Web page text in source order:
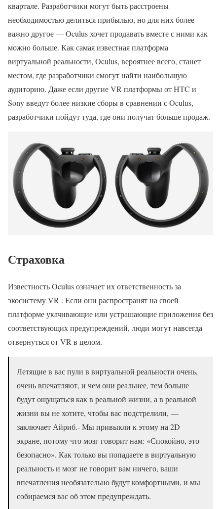
квартале. Разработчики могут быть расстроены
необходимостью делиться прибылью, но для них более
важно другое — Oculus хочет продавать вместе с ними как
можно больше. Как самая известная платформа
виртуальной реальности, Oculus, вероятнее всего, станет
местом, где разработчики смогут найти наибольшую
аудиторию. Даже если другие VR платформы от HTC и
Sony введут более низкие сборы в сравнении с Oculus,
разработчики пойдут туда, где они получат больше продаж.
Страховка
Известность Oculus означает их ответственность за
экосистему VR . Если они распространят на своей
платформе укачивающие или устрашающие приложения без
соответствующих предупреждений, люди могут навсегда
отвернуться от VR в целом.
Летящие в вас пули в виртуальной реальности очень,
очень впечатляют, и чем они реальнее, тем больше
будут ощущаться как в реальной жизни, а в реальной
жизни вы не хотите, чтобы вас подстрелили, —
заключает Айриб.- Мы привыкли к этому на 2D
экране, потому что мозг говорит нам: «Спокойно, это
безопасно». Как только вы попадаете в виртуальную
реальность и мозг не говорит вам ничего, ваши
впечатления необязательно будут комфортными, и мы
собираемся вас об этом предупреждать.